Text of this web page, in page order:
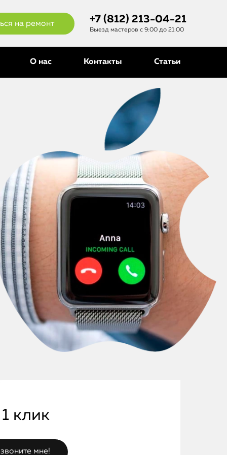
на ремонт +7 (812) 213-04-21
Выезд мастеров с 9:00 до 21:00
О нас Контакты Статьи
клик